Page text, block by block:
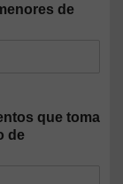
de
que toma
de